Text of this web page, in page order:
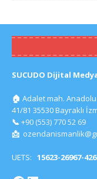
SUCUDO Dijital
🏠 Adalet mah.
41/81 35530 Bayraklı
📞 +90 (553) 770 52 69
📩
UETS: 15623-26967-